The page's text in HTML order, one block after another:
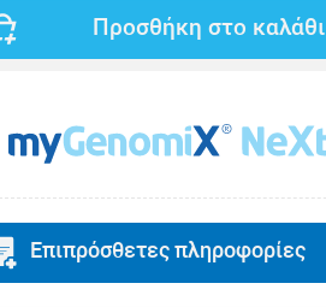
Προσθήκη στο καλάθι
Επιπρόσθετες πληροφορίες